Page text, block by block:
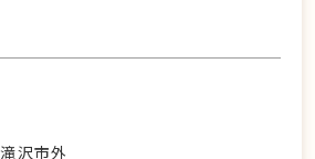
滝沢市外